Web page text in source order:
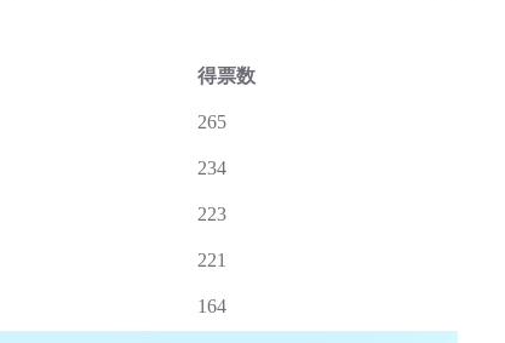
得票数
265
234
223
221
164